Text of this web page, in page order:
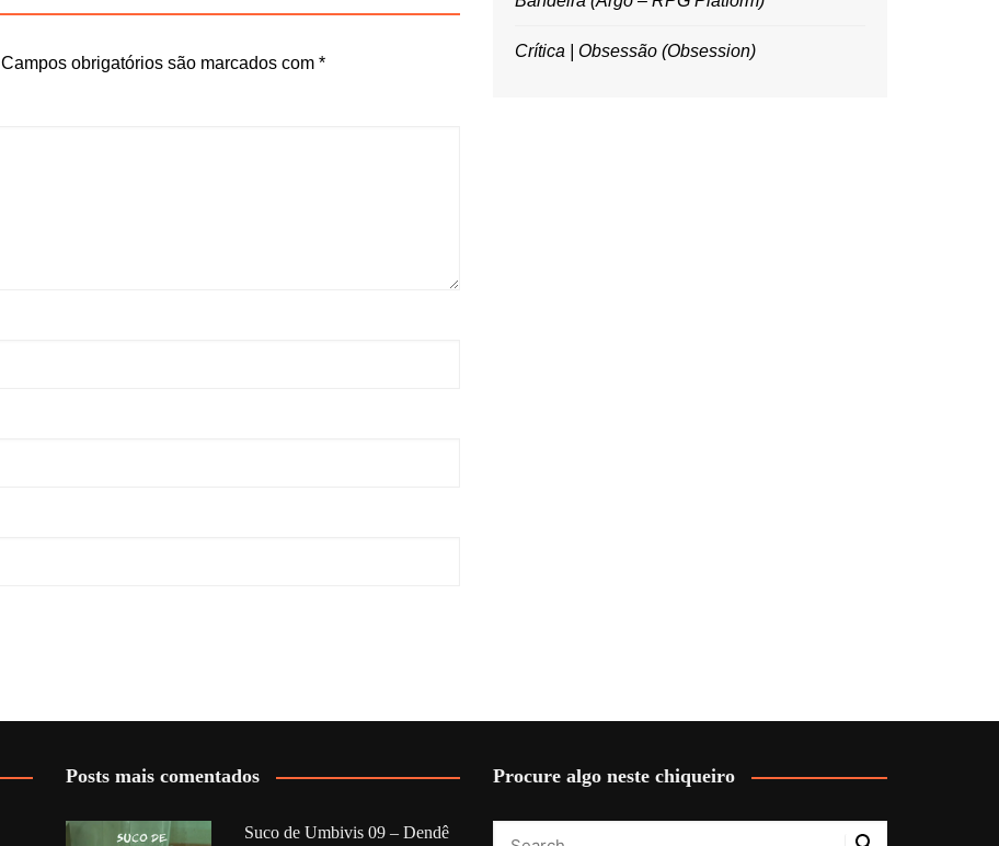
Campos obrigatórios são marcados com *
Crítica | Obsessão (Obsession)
Posts mais comentados
Suco de Umbivis 09 – Dendê
Procure algo neste chiqueiro